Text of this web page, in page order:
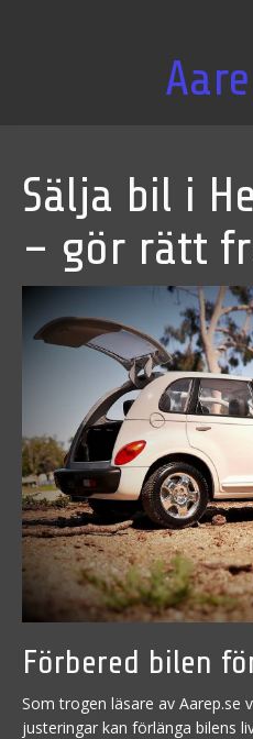
Sälja bil i
– gör rätt
Förbered bilen
Som trogen läsare av Aarep.se
justeringar kan förlänga bilens